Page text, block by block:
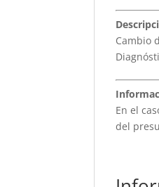
Cambio
En el
del